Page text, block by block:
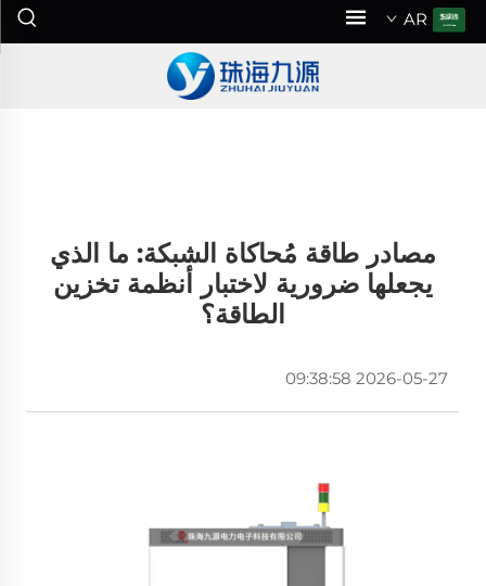
AR
مصادر طاقة مُحاكاة الشبكة: ما الذي
يجعلها ضرورية لاختبار أنظمة تخزين
الطاقة؟
2026-05-27 09:38:58